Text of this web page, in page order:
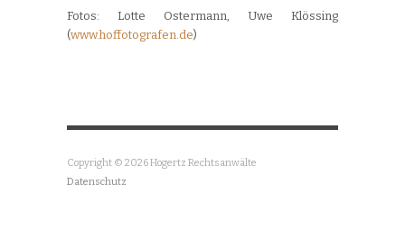
Fotos: Lotte Ostermann, Uwe Klössing
(www.hoffotografen.de)
Copyright © 2026 Hogertz Rechtsanwälte
Datenschutz